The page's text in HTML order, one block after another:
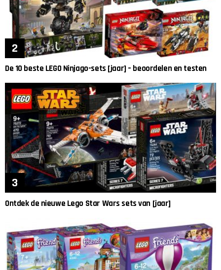
De 10 beste LEGO Ninjago-sets [jaar] – beoordelen en testen
Ontdek de nieuwe Lego Star Wars sets van [jaar]